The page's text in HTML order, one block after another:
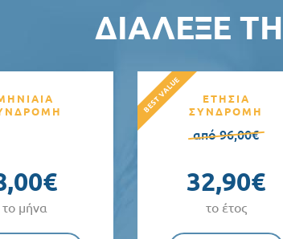
ΔΙΆΛΕΞΕ
το μήνα
ΕΤΗΣΙΑ
ΣΥΝΔΡΟΜΗ
από 96,00€
32,90€
το έτος